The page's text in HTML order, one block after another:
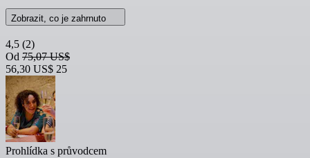
Zobrazit, co je zahrnuto
4,5 (2)
Od 75,07 US$
56,30 US$ 25
Prohlídka s průvodcem